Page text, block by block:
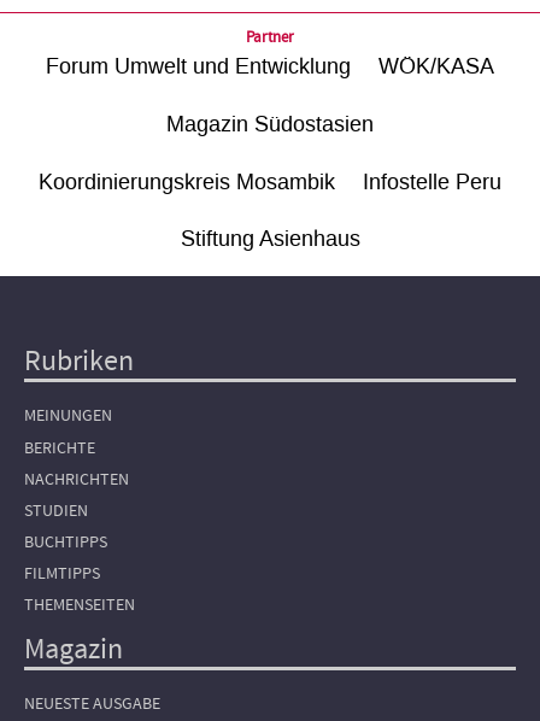
Partner
Forum Umwelt und Entwicklung WÖK/KASA
Magazin Südostasien
Koordinierungskreis Mosambik Infostelle Peru
Stiftung Asienhaus
Hauptnavigation
Rubriken
MEINUNGEN
BERICHTE
NACHRICHTEN
STUDIEN
BUCHTIPPS
FILMTIPPS
THEMENSEITEN
Magazin
NEUESTE AUSGABE